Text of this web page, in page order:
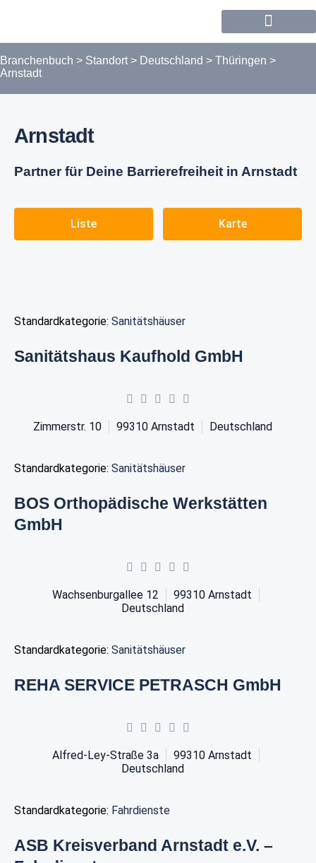
Branchenbuch > Standort > Deutschland > Thüringen >
Arnstadt
Arnstadt
Partner für Deine Barrierefreiheit in Arnstadt
Liste Karte
Standardkategorie: Sanitätshäuser
Sanitätshaus Kaufhold GmbH
Zimmerstr. 10 99310 Arnstadt Deutschland
Standardkategorie: Sanitätshäuser
BOS Orthopädische Werkstätten
GmbH
Wachsenburgallee 12 99310 Arnstadt
Deutschland
Standardkategorie: Sanitätshäuser
REHA SERVICE PETRASCH GmbH
Alfred-Ley-Straße 3a 99310 Arnstadt
Deutschland
Standardkategorie: Fahrdienste
ASB Kreisverband Arnstadt e.V. –